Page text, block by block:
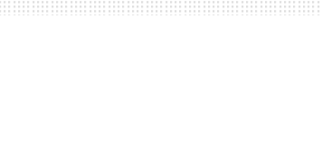
！成績上位層が避ける「夜の落とし穴」とは？